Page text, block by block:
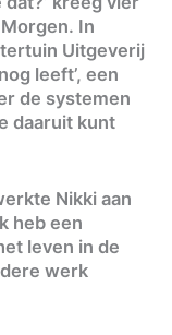
In
Uitgeverij
leeft’, een
de systemen
daaruit kunt
Nikki aan
heb een
leven in de
werk